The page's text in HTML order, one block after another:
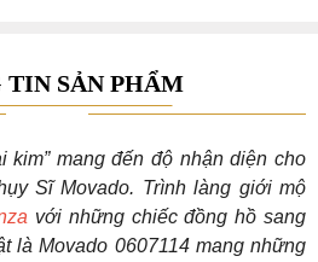
TIN SẢN PHẨM
kim” mang đến độ nhận diện cho
Sĩ Movado. Trình làng giới mộ
với những chiếc đồng hồ sang
là Movado 0607114 mang những